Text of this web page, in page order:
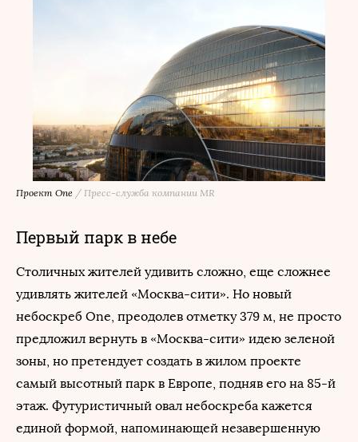
Проект One / Пресс-служба компании MR
Первый парк в небе
Столичных жителей удивить сложно, еще сложнее
удивлять жителей «Москва-сити». Но новый
небоскреб One, преодолев отметку 379 м, не просто
предложил вернуть в «Москва-сити» идею зеленой
зоны, но претендует создать в жилом проекте
самый высотный парк в Европе, подняв его на 85-й
этаж. Футуристичный овал небоскреба кажется
единой формой, напоминающей незавершенную